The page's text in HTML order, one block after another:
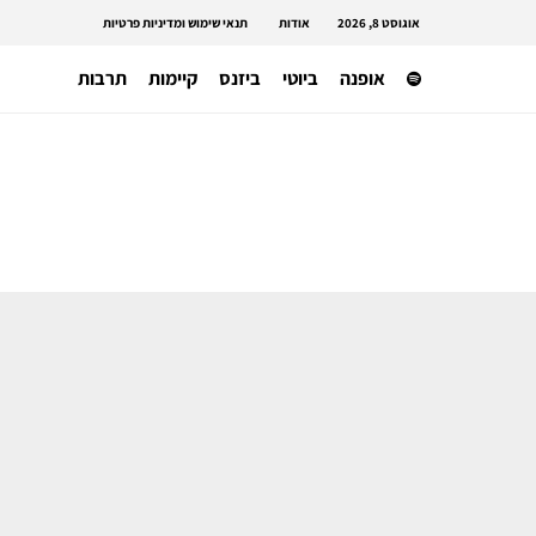
אוגוסט 8, 2026 אודות תנאי שימוש ומדיניות פרטיות
אופנה ביוטי ביזנס קיימות תרבות